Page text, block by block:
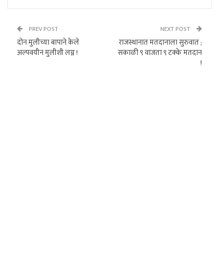
PREV POST
दोन मुलीच्या बापाने केले
अल्पवयीन मुलीशी लग्न !
NEXT POST
राजस्थानात मतदानाला सुरुवात ;
सकाळी ९ वाजता ९ टक्के मतदान
!